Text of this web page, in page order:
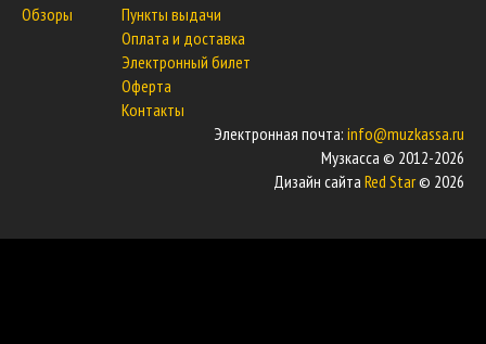
Обзоры
Пункты выдачи
Оплата и доставка
Электронный билет
Оферта
Контакты
Электронная почта: info@muzkassa.ru
Музкасса © 2012-2026
Дизайн сайта Red Star© 2026